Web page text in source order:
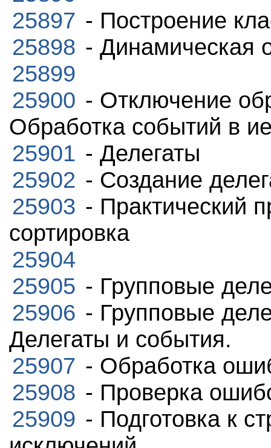
25897 - Построение
25898 - Динамическая
25899
25900 - Отключение
Обработка событий в
25901 - Делегаты
25902 - Создание
25903 - Практический
сортировка
25904
25905 - Групповые
25906 - Групповые
Делегаты и события.
25907 - Обработка
25908 - Проверка
25909 - Подготовка к